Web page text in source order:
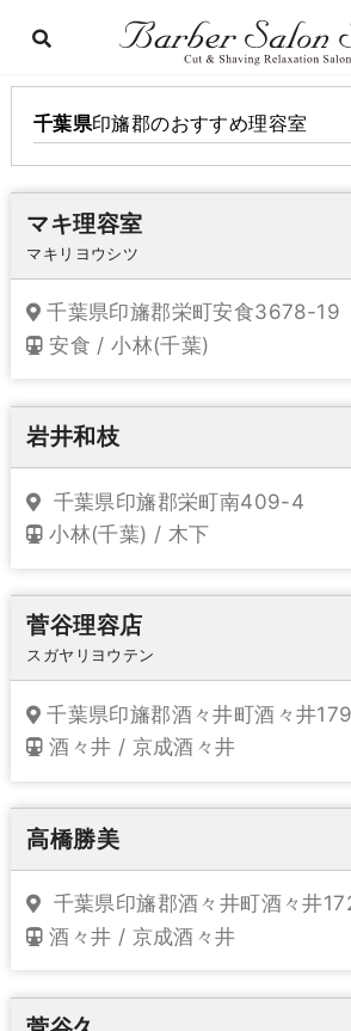
千葉県印旛郡のおすすめ理容室
マキ理容室
マキリヨウシツ
千葉県印旛郡栄町安食3678-19
安食 / 小林(千葉)
岩井和枝
千葉県印旛郡栄町南409-4
小林(千葉) / 木下
菅谷理容店
スガヤリヨウテン
千葉県印旛郡酒々井町酒々井
酒々井 / 京成酒々井
高橋勝美
千葉県印旛郡酒々井町酒々井
酒々井 / 京成酒々井